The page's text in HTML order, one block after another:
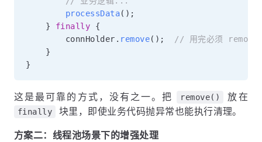
processData( ) ;
}
finally
{
        connHolder
. remove( ) ;
// 用完必须
}
}
这是最可靠的方式，没有之一。把 remove() 放在
finally 块里，即使业务代码抛异常也能执行清理。
方案二：线程池场景下的增强处理